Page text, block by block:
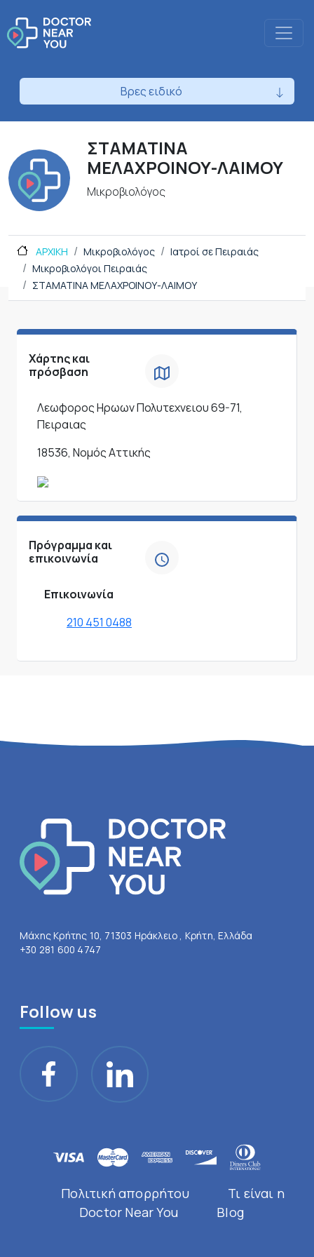
Βρες ειδικό
ΣΤΑΜΑΤΙΝΑ
ΜΕΛΑΧΡΟΙΝΟΥ-ΛΑΙΜΟΥ
Μικροβιολόγος
ΑΡΧΙΚΗ Μικροβιολόγος
Ιατροί σε Πειραιάς
Μικροβιολόγοι Πειραιάς
ΣΤΑΜΑΤΙΝΑ ΜΕΛΑΧΡΟΙΝΟΥ-ΛΑΙΜΟΥ
Χάρτης και
πρόσβαση
Λεωφορος Ηρωων Πολυτεχνειου 69-71,
Πειραιας
18536, Νομός Αττικής
Πρόγραμμα και
επικοινωνία
Επικοινωνία
210 451 0488
Μάχης Κρήτης 10, 71303 Ηράκλειο , Κρήτη, Ελλάδα
+30 281 600 4747
Follow us
Πολιτική απορρήτου
Τι είναι η
Doctor Near You
Blog